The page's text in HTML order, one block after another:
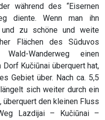
während des “Eisernen
diente. Wenn man ihn
zu schöne und weite
Flächen des Sūduvos
Wanderweg einen
Kučiūnai überquert hat,
Gebiet über. Nach ca. 5,5
sich weiter durch ein
überquert den kleinen Fluss
Lazdijai – Kučiūnai –